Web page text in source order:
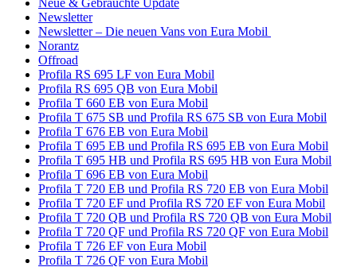
Neue & Gebrauchte Update
Newsletter
Newsletter – Die neuen Vans von Eura Mobil
Norantz
Offroad
Profila RS 695 LF von Eura Mobil
Profila RS 695 QB von Eura Mobil
Profila T 660 EB von Eura Mobil
Profila T 675 SB und Profila RS 675 SB von Eura Mobil
Profila T 676 EB von Eura Mobil
Profila T 695 EB und Profila RS 695 EB von Eura Mobil
Profila T 695 HB und Profila RS 695 HB von Eura Mobil
Profila T 696 EB von Eura Mobil
Profila T 720 EB und Profila RS 720 EB von Eura Mobil
Profila T 720 EF und Profila RS 720 EF von Eura Mobil
Profila T 720 QB und Profila RS 720 QB von Eura Mobil
Profila T 720 QF und Profila RS 720 QF von Eura Mobil
Profila T 726 EF von Eura Mobil
Profila T 726 QF von Eura Mobil